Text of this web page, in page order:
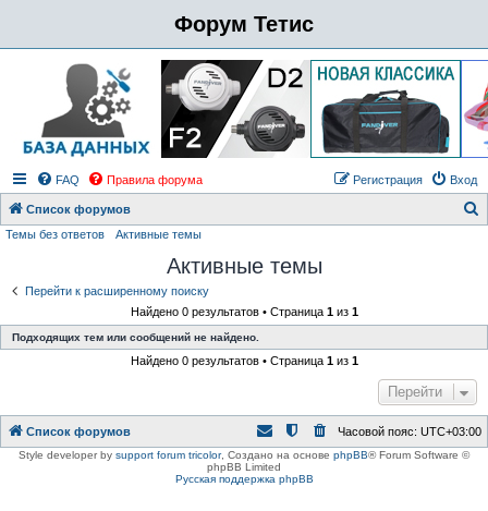
Форум Тетис
FAQ Правила форума Вход
Регистрация
Список форумов
Темы без ответов Активные темы
Активные темы
Перейти к расширенному поиску
Найдено 0 результатов • Страница 1из 1
Подходящих тем или сообщений не найдено.
Найдено 0 результатов • Страница 1из 1
Перейти
Список форумов Часовой пояс: UTC+03:00
Style developer by support forum tricolor, Создано на основе phpBB® Forum Software ©
phpBB Limited
Русская поддержка phpBB